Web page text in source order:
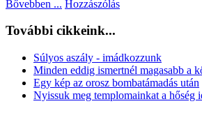
Bővebben ... Hozzászólás
További cikkeink...
Súlyos aszály - imádkozzunk
Minden eddig ismertnél magasabb a
Egy kép az orosz bombatámadás után
Nyissuk meg templomainkat a hőség